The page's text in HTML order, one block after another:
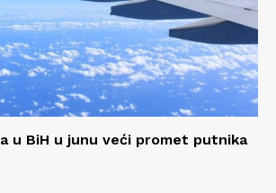
u BiH u junu veći promet putnika